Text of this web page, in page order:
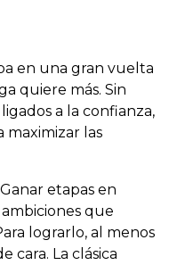
en una gran vuelta
quiere más. Sin
a la confianza,
maximizar las
etapas en
que
lograrlo, al menos
cara. La clásica